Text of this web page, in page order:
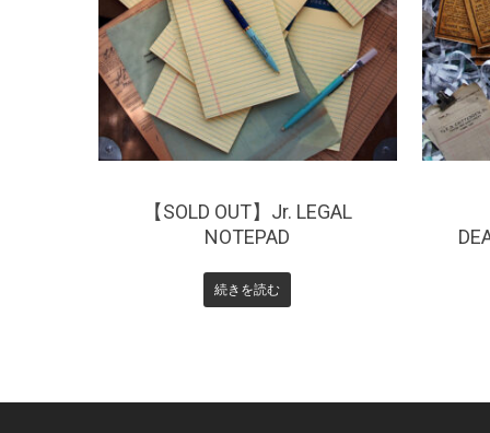
¥770
【SOLD OUT】Jr. LEGAL
NOTEPAD
続きを読む
¥